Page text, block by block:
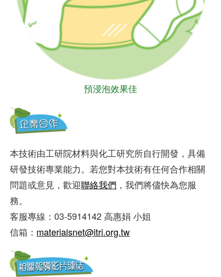
預浸泡效果佳
本技術由工研院材料與化工研究所自行開發，具備
研發技術專業能力。若您對本技術有任何合作相關
問題或意見，歡迎聯絡我們 ，我們將儘快為您服
務。
客服專線：03-5914142 高惠娟 小姐
信箱： materialsnet@itri.org.tw